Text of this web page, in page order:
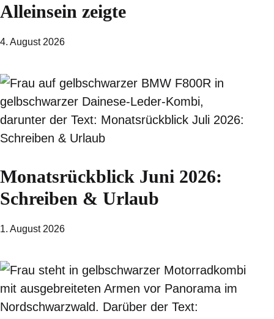
Alleinsein zeigte
4. August 2026
Monatsrückblick Juni 2026:
Schreiben & Urlaub
1. August 2026